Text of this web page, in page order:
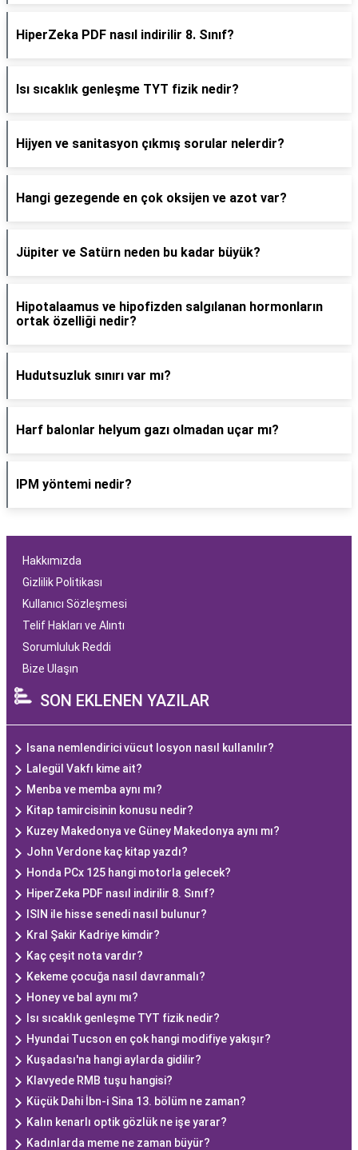
HiperZeka PDF nasıl indirilir 8. Sınıf?
Isı sıcaklık genleşme TYT fizik nedir?
Hijyen ve sanitasyon çıkmış sorular nelerdir?
Hangi gezegende en çok oksijen ve azot var?
Jüpiter ve Satürn neden bu kadar büyük?
Hipotalaamus ve hipofizden salgılanan hormonların
ortak özelliği nedir?
Hudutsuzluk sınırı var mı?
Harf balonlar helyum gazı olmadan uçar mı?
IPM yöntemi nedir?
Hakkımızda
Gizlilik Politikası
Kullanıcı Sözleşmesi
Telif Hakları ve Alıntı
Sorumluluk Reddi
Bize Ulaşın
SON EKLENEN YAZILAR
Isana nemlendirici vücut losyon nasıl kullanılır?
Lalegül Vakfı kime ait?
Menba ve memba aynı mı?
Kitap tamircisinin konusu nedir?
Kuzey Makedonya ve Güney Makedonya aynı mı?
John Verdone kaç kitap yazdı?
Honda PCx 125 hangi motorla gelecek?
HiperZeka PDF nasıl indirilir 8. Sınıf?
ISIN ile hisse senedi nasıl bulunur?
Kral Şakir Kadriye kimdir?
Kaç çeşit nota vardır?
Kekeme çocuğa nasıl davranmalı?
Honey ve bal aynı mı?
Isı sıcaklık genleşme TYT fizik nedir?
Hyundai Tucson en çok hangi modifiye yakışır?
Kuşadası'na hangi aylarda gidilir?
Klavyede RMB tuşu hangisi?
Küçük Dahi İbn-i Sina 13. bölüm ne zaman?
Kalın kenarlı optik gözlük ne işe yarar?
Kadınlarda meme ne zaman büyür?